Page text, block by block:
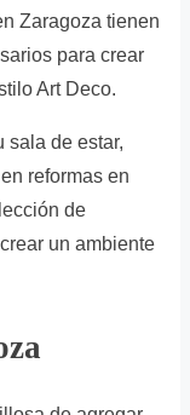
Zaragoza tienen
para crear
Art Deco.
sala de estar,
reformas en
de
un ambiente